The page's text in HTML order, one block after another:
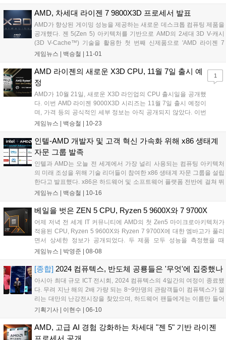
용자에게 최적화된 경험을 제공한다. 최신 AMD 라이젠(Ryzen) AI 9
365 프로세서(10개 코어, 20개 스레드)와 라데온(Radeon) 880M 그래
픽을 탑재하여, 이동 중에도 고사양의 작업을 원활하게 처리할 수 있다.
특히, 고급 Zen5 아키텍처로 제작된 스트릭스 포인트(Strix Point)는 50
개의 NPU TOPS를 통해 AI 프로그램을 가속화하여 다양한 작업에서 극
대화된 안정성과 효율성을 제공한다....
AMD, 차세대 라이젠 7 9800X3D 프로세서 발표
AMD가 향상된 게이밍 성능을 제공하는 새로운 데스크톱 컴퓨팅 제품을
공개했다. 젠 5(Zen 5) 아키텍처를 기반으로 AMD의 2세대 3D V-캐시
(3D V-Cache™) 기술을 활용한 첫 번째 신제품으로 'AMD 라이젠 7
9800X3D' 데스크톱 프로세서를 발표했다. AMD 라이젠 7 9800X3D 프
솔루션을 탑재했다. 이 솔루션은 젠 5 코어의 온도를 낮추고, 클럭 속도
를 높이기 위해 64MB의 캐시 메모리를 프로세서 아래로 재배치함으로
써, CCD(Core Complex Die)를 냉각 솔루션에 더 가깝게 배치되도록 설
계되었다....
게임뉴스 | 백승철 11-01
AMD 라이젠의 새로운 X3D CPU, 11월 7일 출시 예
정
AMD가 10월 21일, 새로운 X3D 라인업의 CPU 출시일을 공개했
다. 이번 AMD 라이젠 9000X3D 시리즈는 11월 7일 출시 예정이
며, 가격 등의 공식적인 세부 정보는 아직 공개되지 않았다. 이번
에 새롭게 출시 예정인 9000X3D 시리즈 CPU는 지난 8월에 출시
키텍처를 채택하여 AM5 소켓과 호환된다. 아울러 PCIe 5.0과
DDR5를 지원한다....
게임뉴스 | 백승철 10-23
1
인텔-AMD 개발자 및 고객 혁신 가속화 위해 x86 생태계
자문 그룹 발족
인텔과 AMD는 오늘 전 세계에서 가장 널리 사용되는 컴퓨팅 아키텍처
의 미래 조성을 위해 기술 리더들이 참여한 x86 생태계 자문 그룹을 설립
한다고 발표했다. x86은 하드웨어 및 소프트웨어 플랫폼 전반에 걸쳐 뛰
어난 성능과 원활한 상호운용성을 제공함으로써 고객의 새로운 요구를
성을 지원하고 소프트웨어 개발을 간소화하며 개발자에게 미래를 위한
혁신적이고 확장 가능한 솔루션을 개발하기 위한 아키텍처 요구사항과
기능을 파악할 수 있는 플랫폼을 제공함으로써 x86 생태계를 확장하는
데 주력할 계획이다....
게임뉴스 | 백승철 10-16
베일을 벗은 ZEN 5 CPU, Ryzen 5 9600X와 7 9700X
어제 저녁 전 세계 IT 커뮤니티에 AMD의 첫 Zen5 마이크로아키텍처가
적용된 CPU, Ryzen 5 9600X와 Ryzen 7 9700X에 대한 엠바고가 풀리
면서 상세한 정보가 공개되었다. 두 제품 모두 성능을 측정했을 때
7700X와 거의 흡사하다는 결과가 쏟아지고 있다....
게임뉴스 | 박영준 08-08
[종합] 2024 컴퓨텍스, 반도체 공룡들은 '무엇'에 집중했나
아시아 최대 규모 ICT 전시회, 2024 컴퓨텍스의 4일간의 여정이 종료됐
다. 무려 지난 해의 2배 가량 되는 8~9만명의 관람객들이 컴퓨텍스가 열
리는 대만의 난강전시장을 찾았으며, 하드웨어 팬들에게는 이름만 들어
도 익숙한 인텔·AMD·엔비디아·퀄컴 등은 물론 여러 IT 기업들도 대거 참
기획기사 | 이현수 06-10
AMD, 고급 AI 경험 강화하는 차세대 "젠 5" 기반 라이젠
프로세서 공개